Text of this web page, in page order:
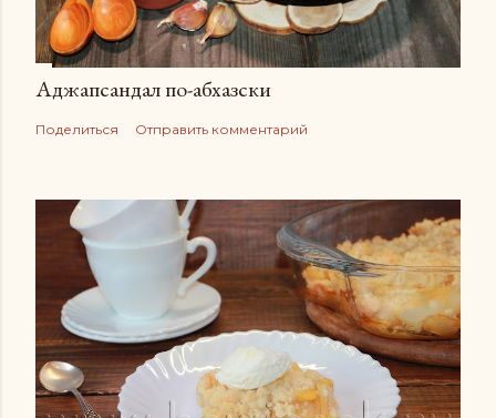
Аджапсандал по-абхазски
Поделиться Отправить комментарий